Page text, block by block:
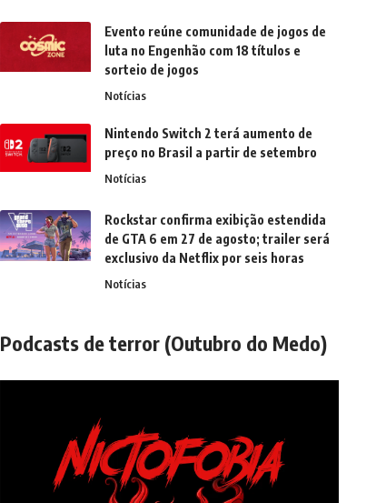
Evento reúne comunidade de jogos de
luta no Engenhão com 18 títulos e
sorteio de jogos
Notícias
Nintendo Switch 2 terá aumento de
preço no Brasil a partir de setembro
Notícias
Rockstar confirma exibição estendida
de GTA 6 em 27 de agosto; trailer será
exclusivo da Netflix por seis horas
Notícias
Podcasts de terror (Outubro do Medo)